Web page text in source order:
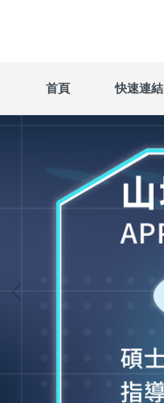
區
首頁 快速連結